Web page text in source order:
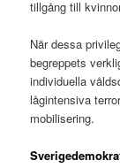
tillgång till
När dessa
begreppets
individuella
lågintensiva
mobilisering.